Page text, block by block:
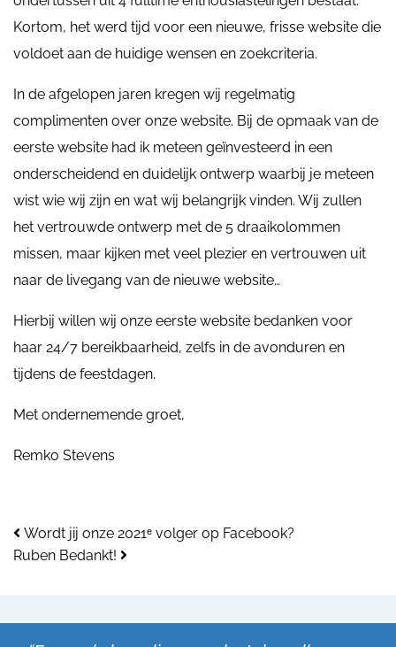
Kortom, het werd tijd voor een nieuwe, frisse website die
voldoet aan de huidige wensen en zoekcriteria.
In de afgelopen jaren kregen wij regelmatig
complimenten over onze website. Bij de opmaak van de
eerste website had ik meteen geïnvesteerd in een
onderscheidend en duidelijk ontwerp waarbij je meteen
wist wie wij zijn en wat wij belangrijk vinden. Wij zullen
het vertrouwde ontwerp met de 5 draaikolommen
missen, maar kijken met veel plezier en vertrouwen uit
naar de livegang van de nieuwe website…
Hierbij willen wij onze eerste website bedanken voor
haar 24/7 bereikbaarheid, zelfs in de avonduren en
tijdens de feestdagen.
Met ondernemende groet,
Remko Stevens
Bericht navigatie
Wordt jij onze 2021ᵉ volger op Facebook?
Ruben Bedankt!